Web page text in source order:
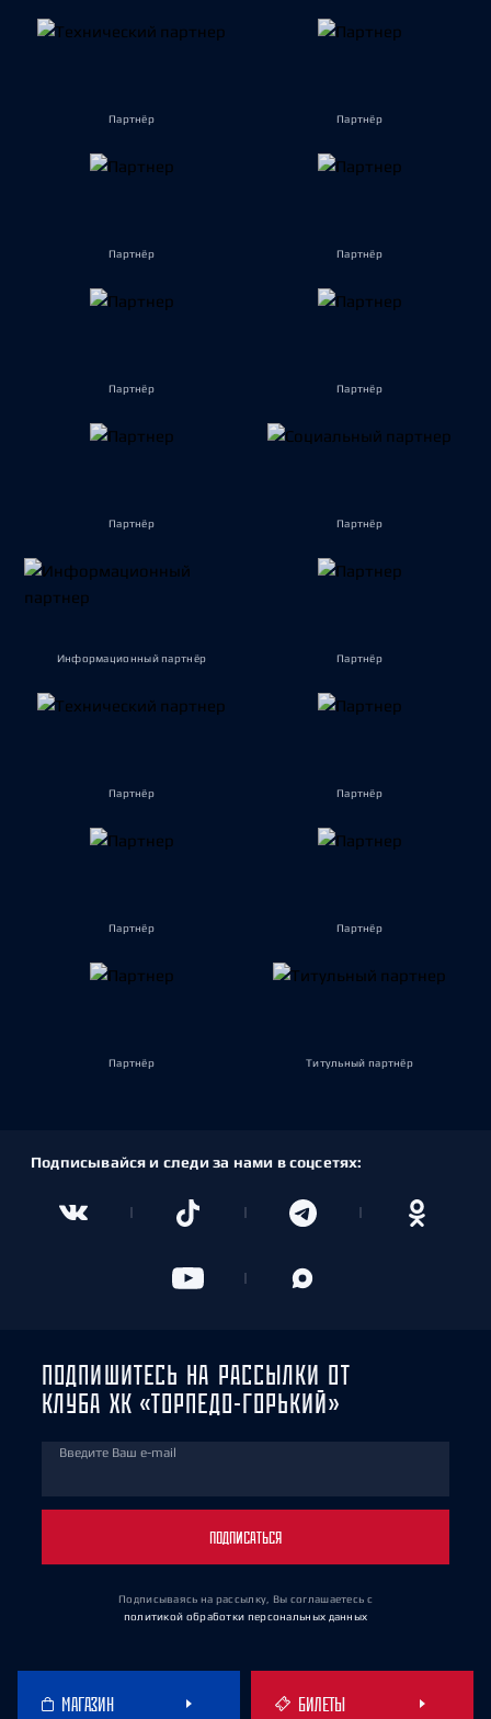
Партнёр Партнёр
Партнёр Партнёр
Партнёр Партнёр
Партнёр Партнёр
Информационный партнёр Партнёр
Партнёр Партнёр
Партнёр Партнёр
Партнёр Титульный партнёр
Подписывайся и следи за нами в соцсетях:
ПОДПИШИТЕСЬ НА РАССЫЛКИ ОТ
КЛУБА ХК «ТОРПЕДО-ГОРЬКИЙ»
Введите Ваш e-mail
ПОДПИСАТЬСЯ
Подписываясь на рассылку, Вы соглашаетесь с
политикой обработки персональных данных
МАГАЗИН БИЛЕТЫ